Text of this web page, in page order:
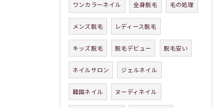
ワンカラーネイル 全身脱毛 毛の処理
メンズ脱毛 レディース脱毛
キッズ脱毛 脱毛デビュー 脱毛安い
ネイルサロン ジェルネイル
韓国ネイル ヌーディネイル